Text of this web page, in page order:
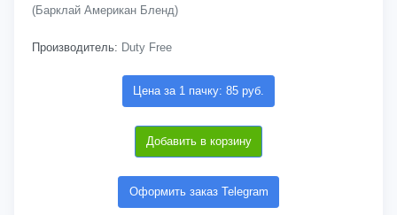
(Барклай Американ Бленд)
Производитель: Duty Free
Цена за 1 пачку: 85 руб.
Добавить в корзину
Оформить заказ Telegram